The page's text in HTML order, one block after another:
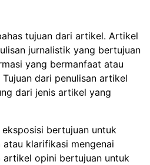
tujuan dari artikel. Artikel
jurnalistik yang bertujuan
yang bermanfaat atau
dari penulisan artikel
dari jenis artikel yang
bertujuan untuk
klarifikasi mengenai
artikel opini bertujuan untuk